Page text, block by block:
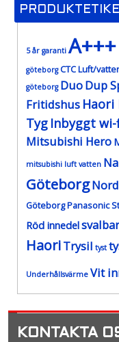
5 år garanti A+++
göteborg CTC Luft/
göteborg DuoDup
Fritidshus Haori
Tyg Inbyggt
Mitsubishi Hero
mitsubishi luft vatten
Göteborg
GöteborgPanasonic
Röd innedel
HaoriTrysil tyst
Underhållsvärme Vit
KONTAKTA